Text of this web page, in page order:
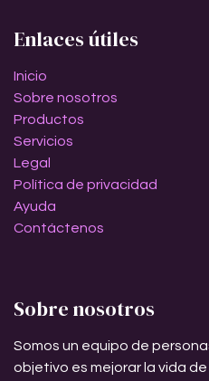
Enlaces útiles
Inicio
Sobre nosotros
Productos
Servicios
Legal
Política de privacidad
Ayuda
Contáctenos
Sobre nosotros
Somos un equipo de
objetivo es mejorar la vida